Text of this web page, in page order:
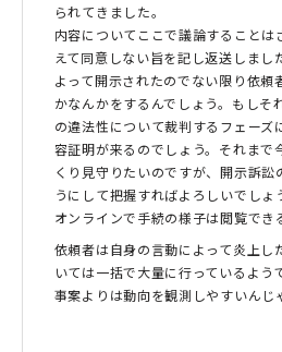
られてきました。
内容についてここで議論することは
えて同意しない旨を記し返送しまし
よって開示されたのでない限り依頼
かなんかをするんでしょう。もしそ
の違法性について裁判するフェーズ
容証明が来るのでしょう。それまで
くり見守りたいのですが、開示訴訟
うにして把握すればよろしいでしょ
オンラインで手続の様子は閲覧でき
依頼者は自身の言動によって炎上し
いては一括で大量に行っているよう
事案よりは動向を観測しやすいんじ